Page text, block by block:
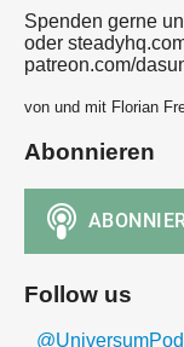
Spenden gerne
oder
patreon.com/
von und mit Florian
Abonnieren
Follow us
@UniversumPod